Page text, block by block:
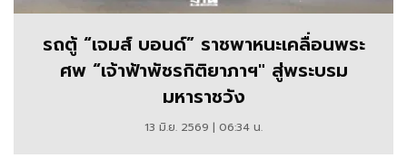
รถตู้ “เจมส์ บอนด์” ราชพาหนะเคลื่อนพระ
ศพ “เจ้าฟ้าพัชรกิติยาภาฯ" สู่พระบรม
มหาราชวัง
13 มิ.ย. 2569 | 06:34 น.